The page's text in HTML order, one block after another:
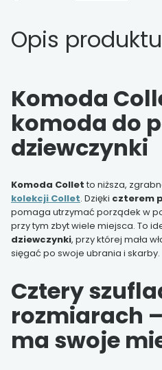
Opis produktu
Komoda
komoda do
dziewczynki
Komoda Collet to niższa,
kolekcji Collet. Dzięki czterem
pomaga utrzymać porządek w
przy tym zbyt wiele miejsca. To
dziewczynki, przy której mała
sięgać po swoje ubrania i skarby.
Cztery
rozmiarach
ma swoje